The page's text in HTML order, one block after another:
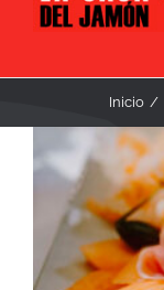
Inicio